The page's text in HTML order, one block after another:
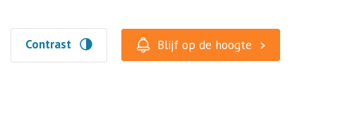
Contrast Blijf op de hoogte